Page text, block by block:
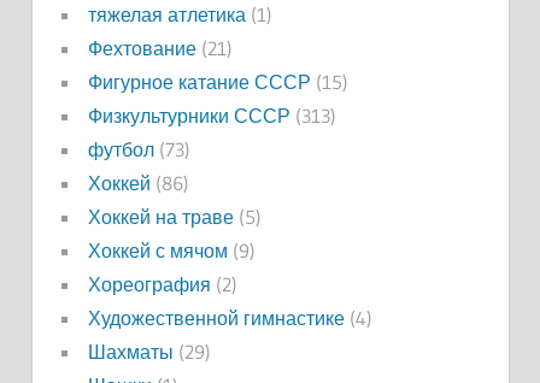
тяжелая атлетика (1)
Фехтование(21)
Фигурное катание СССР (15)
Физкультурники СССР (313)
футбол(73)
Хоккей (86)
Хоккей на траве(5)
Хоккей с мячом (9)
Хореография (2)
Художественной гимнастике(4)
Шахматы (29)